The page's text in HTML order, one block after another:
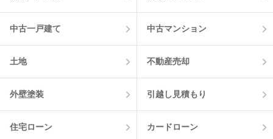
中古一戸建て 中古マンション
土地 不動産売却
外壁塗装 引越し見積もり
住宅ローン カードローン